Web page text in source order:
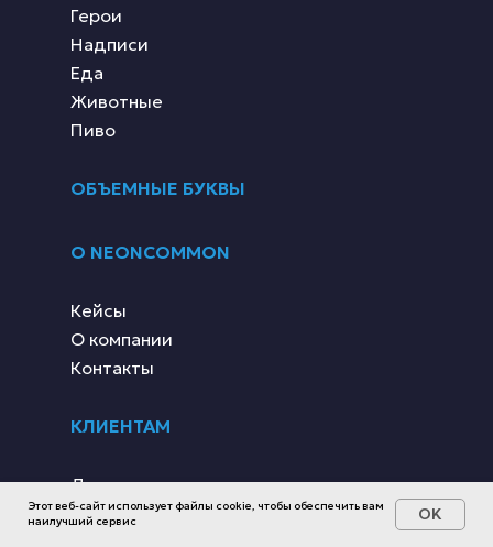
Этот веб-сайт использует файлы cookie, чтобы обеспечить вам
наилучший сервис
OK
О NEONCOMMON
КЛИЕНТАМ
ОБЪЕМНЫЕ БУКВЫ
Контакты
О компании
Кейсы
Доставка и оплата
Монтаж
Герои
Надписи
Еда
Животные
Пиво